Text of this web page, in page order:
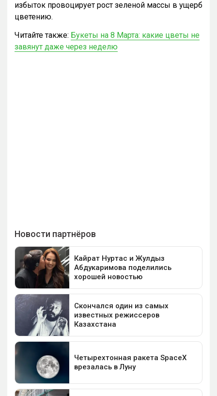
избыток провоцирует рост зеленой массы в ущерб
цветению.
Читайте также: Букеты на 8 Марта: какие цветы не
завянут даже через неделю